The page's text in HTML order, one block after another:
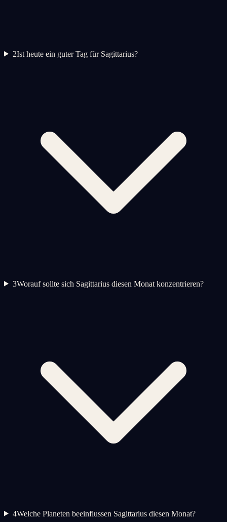
2Ist heute ein guter Tag für Sagittarius?
3Worauf sollte sich Sagittarius diesen Monat konzentrieren?
4Welche Planeten beeinflussen Sagittarius diesen Monat?